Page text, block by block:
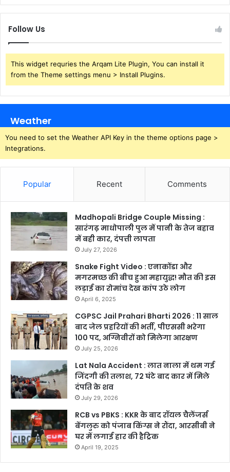
Follow Us
This widget requries the Arqam Lite Plugin, You can install it
from the Theme settings menu > Install Plugins.
Weather
You need to set the Weather API Key in the theme options page >
Integrations.
Popular Recent Comments
Madhopali Bridge Couple Missing :
सारंगढ़ माधोपाली पुल में पानी के तेज बहाव
में बही कार, दंपत्ती लापता
July 27, 2026
Snake Fight Video : एनाकोंडा और
मगरमच्छ की बीच हुआ महायुद्ध! मौत की इस
लड़ाई का रोमांच देख कांप उठे लोग
April 6, 2025
CGPSC Jail Prahari Bharti 2026 : 11 साल
बाद जेल प्रहरियों की भर्ती, पीएससी भरेगा
100 पद, अग्निवीरों को मिलेगा आरक्षण
July 25, 2026
Lat Nala Accident : लात नाला में थम गई
जिंदगी की तलाश, 72 घंटे बाद कार में मिले
दंपति के शव
July 29, 2026
RCB vs PBKS : KKR के बाद रॉयल चैलेंजर्स
बेंगलुरु को पंजाब किंग्स ने रौंदा, आरसीबी ने
घर में लगाई हार की हैट्रिक
April 19, 2025